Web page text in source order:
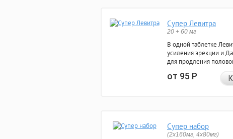
Супер Левитра
20 + 60 мг
В одной таблетке
усиления эрекции и
для продления
от 95Р
Супер набор
(2х160мг, 4х80мг)